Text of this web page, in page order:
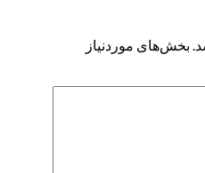
بخش‌های موردنیاز